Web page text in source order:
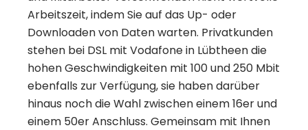
Arbeitszeit, indem Sie auf das Up- oder
Downloaden von Daten warten. Privatkunden
stehen bei DSL mit Vodafone in Lübtheen die
hohen Geschwindigkeiten mit 100 und 250 Mbit
ebenfalls zur Verfügung, sie haben darüber
hinaus noch die Wahl zwischen einem 16er und
einem 50er Anschluss. Gemeinsam mit Ihnen